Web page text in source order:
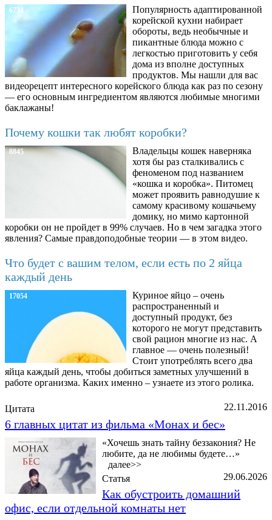
6734
Популярность адаптированной
корейской кухни набирает
обороты, ведь необычные и
пикантные блюда можно с
легкостью приготовить у себя
дома из вполне доступных
продуктов. Мы нашли для вас
видеорецепт интересного корейского блюда как раз по сезону
— его основным ингредиентом являются любимые многими
баклажаны!
Почему кошки так любят коробки?
8845
Владельцы кошек наверняка
хотя бы раз сталкивались с
феноменом под названием
«кошка и коробка». Питомец
может проявить равнодушие к
самому красивому кошачьему
домику, но мимо картонной
коробки он не пройдет в 99% случаев. Но в чем загадка этого
явления? Самые правдоподобные теории — в этом видео.
Что будет с вашим телом, если есть по 2 яйца
каждый день
17054
Куриное яйцо – очень
распространенный и
доступный продукт, без
которого не могут представить
свой рацион многие из нас. А
главное — очень полезный!
Стоит употреблять всего два
яйца каждый день, чтобы добиться заметных улучшений в
работе организма. Каких именно – узнаете из этого ролика.
22.11.2016
Цитата
6 главных цитат из фильма «Монах и бес»
«Хочешь знать тайну беззакония? Не
любите, да не любимы будете…»
далее>>
29.06.2026
Статья
Как обустроить домашний
офис, если отдельной комнаты нет